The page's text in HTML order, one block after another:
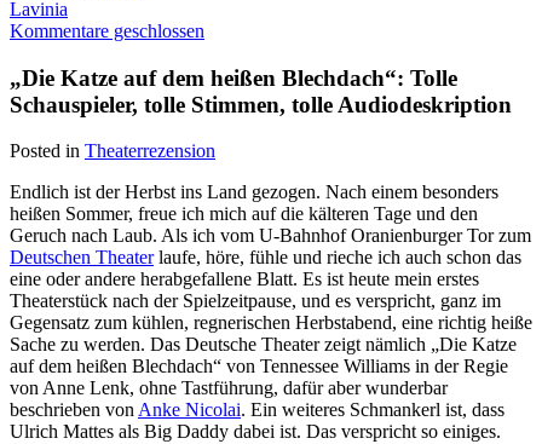
Lavinia
Kommentare geschlossen
„Die Katze auf dem heißen Blechdach“: Tolle
Schauspieler, tolle Stimmen, tolle Audiodeskription
Posted in Theaterrezension
Endlich ist der Herbst ins Land gezogen. Nach einem besonders
heißen Sommer, freue ich mich auf die kälteren Tage und den
Geruch nach Laub. Als ich vom U-Bahnhof Oranienburger Tor zum
Deutschen Theaterlaufe, höre, fühle und rieche ich auch schon das
eine oder andere herabgefallene Blatt. Es ist heute mein erstes
Theaterstück nach der Spielzeitpause, und es verspricht, ganz im
Gegensatz zum kühlen, regnerischen Herbstabend, eine richtig heiße
Sache zu werden. Das Deutsche Theater zeigt nämlich „Die Katze
auf dem heißen Blechdach“ von Tennessee Williams in der Regie
von Anne Lenk, ohne Tastführung, dafür aber wunderbar
beschrieben vonAnke Nicolai. Ein weiteres Schmankerl ist, dass
Ulrich Mattes als Big Daddy dabei ist. Das verspricht so einiges.